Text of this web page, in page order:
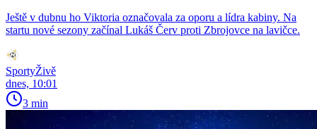
Ještě v dubnu ho Viktoria označovala za oporu a lídra kabiny. Na
startu nové sezony začínal Lukáš Červ proti Zbrojovce na lavičce.
SportyŽivě
dnes, 10:01
3 min